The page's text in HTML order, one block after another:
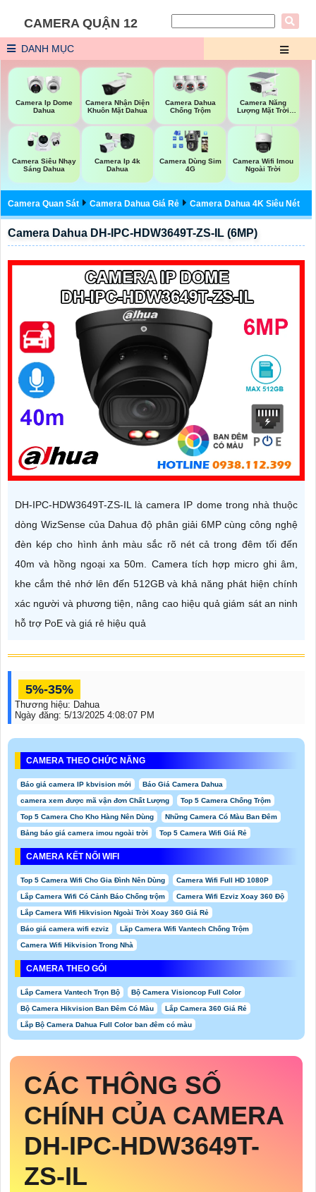
CAMERA QUẬN 12
DANH MỤC
Camera Ip Dome
Dahua
Camera Nhận Diện
Khuôn Mặt Dahua
Camera Dahua
Chống Trộm
Camera Năng
Lượng Mặt Trời
Camera Siêu Nhạy
Sáng Dahua
Camera Ip 4k
Dahua
Camera Dùng Sim
4G
Camera Wifi Imou
Ngoài Trời
Camera Quan Sát Camera Dahua Giá Rẻ Camera Dahua 4K Siêu Nét
Camera Dahua DH-IPC-HDW3649T-ZS-IL (6MP)
DH-IPC-HDW3649T-ZS-IL là camera IP dome trong nhà thuộc
dòng WizSense của Dahua độ phân giải 6MP cùng công nghệ
đèn kép cho hình ảnh màu sắc rõ nét cả trong đêm tối đến
40m và hồng ngoại xa 50m. Camera tích hợp micro ghi âm,
khe cắm thẻ nhớ lên đến 512GB và khả năng phát hiện chính
xác người và phương tiện, nâng cao hiệu quả giám sát an ninh
hỗ trợ PoE và giá rẻ hiệu quả
5%-35%
Thương hiệu: Dahua
Ngày đăng: 5/13/2025 4:08:07 PM
CAMERA THEO CHỨC NĂNG
Báo giá camera IP kbvision mới Báo Giá Camera Dahua
camera xem được mã vận đơn Chất Lượng Top 5 Camera Chống Trộm
Top 5 Camera Cho Kho Hàng Nên Dùng Những Camera Có Màu Ban Đêm
Bảng báo giá camera imou ngoài trời Top 5 Camera Wifi Giá Rẻ
CAMERA KẾT NỐI WIFI
Top 5 Camera Wifi Cho Gia Đình Nên Dùng Camera Wifi Full HD 1080P
Lắp Camera Wifi Có Cảnh Báo Chống trộm Camera Wifi Ezviz Xoay 360 Độ
Lắp Camera Wifi Hikvision Ngoài Trời Xoay 360 Giá Rẻ
Báo giá camera wifi ezviz Lăp Camera Wifi Vantech Chống Trộm
Camera Wifi Hikvision Trong Nhà
CAMERA THEO GÓI
Lắp Camera Vantech Trọn Bộ Bộ Camera Visioncop Full Color
Bộ Camera Hikvision Ban Đêm Có Màu Lắp Camera 360 Giá Rẻ
Lắp Bộ Camera Dahua Full Color ban đêm có màu
CÁC THÔNG SỐ
CHÍNH CỦA CAMERA
DH-IPC-HDW3649T-
ZS-IL